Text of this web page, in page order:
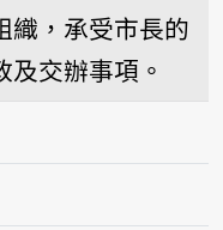
織，承受市長的
交辦事項。